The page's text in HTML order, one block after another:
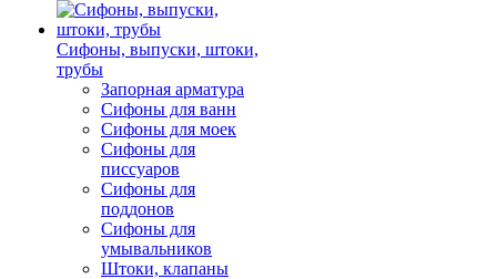
Сифоны, выпуски, штоки,
трубы
Запорная арматура
Сифоны для ванн
Сифоны для моек
Сифоны для
писсуаров
Сифоны для
поддонов
Сифоны для
умывальников
Штоки, клапаны